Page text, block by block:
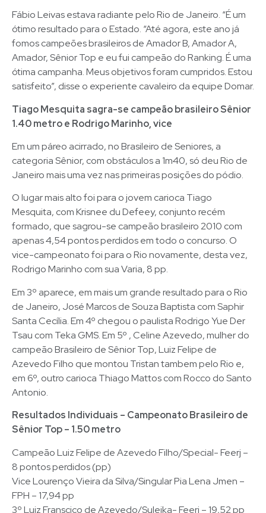
Fábio Leivas estava radiante pelo Rio de Janeiro. “É um
ótimo resultado para o Estado. “Até agora, este ano já
fomos campeões brasileiros de Amador B, Amador A,
Amador, Sênior Top e eu fui campeão do Ranking. É uma
ótima campanha. Meus objetivos foram cumpridos. Estou
satisfeito”, disse o experiente cavaleiro da equipe Domar.
Tiago Mesquita sagra-se campeão brasileiro Sênior
1.40 metro e Rodrigo Marinho, vice
Em um páreo acirrado, no Brasileiro de Seniores, a
categoria Sênior, com obstáculos a 1m40, só deu Rio de
Janeiro mais uma vez nas primeiras posições do pódio.
O lugar mais alto foi para o jovem carioca Tiago
Mesquita, com Krisnee du Defeey, conjunto recém
formado, que sagrou-se campeão brasileiro 2010 com
apenas 4,54 pontos perdidos em todo o concurso. O
vice-campeonato foi para o Rio novamente, desta vez,
Rodrigo Marinho com sua Varia, 8 pp.
Em 3º aparece, em mais um grande resultado para o Rio
de Janeiro, José Marcos de Souza Baptista com Saphir
Santa Cecília. Em 4º chegou o paulista Rodrigo Yue Der
Tsau com Teka GMS. Em 5º , Celine Azevedo, mulher do
campeão Brasileiro de Sênior Top, Luiz Felipe de
Azevedo Filho que montou Tristan tambem pelo Rio e,
em 6º, outro carioca Thiago Mattos com Rocco do Santo
Antonio.
Resultados Individuais – Campeonato Brasileiro de
Sênior Top – 1.50 metro
Campeão Luiz Felipe de Azevedo Filho/Special- Feerj –
8 pontos perdidos (pp)
Vice Lourenço Vieira da Silva/Singular Pia Lena Jmen –
FPH – 17,94 pp
3º Luiz Franscico de Azevedo/Suleika- Feerj – 19,52 pp